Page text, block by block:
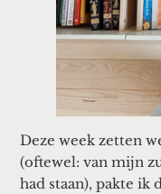
Deze week zetten
(oftewel: van mijn
had staan), pakte ik